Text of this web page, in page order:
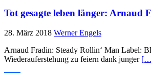
Tot gesagte leben länger: Arnaud
28. März 2018 Werner Engels
Arnaud Fradin: Steady Rollin‘ Man Label:
Wiederauferstehung zu feiern dank junger